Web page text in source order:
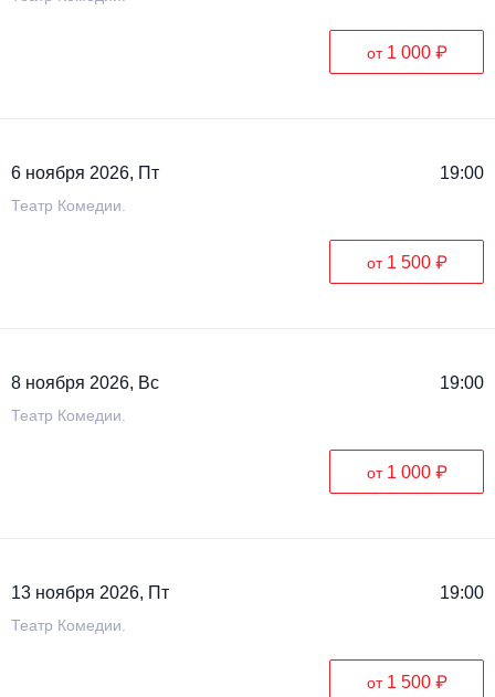
от 1 000 ₽
6 ноября 2026, Пт 19:00
Театр Комедии.
от 1 500 ₽
8 ноября 2026, Вс 19:00
Театр Комедии.
от 1 000 ₽
13 ноября 2026, Пт 19:00
Театр Комедии.
от 1 500 ₽